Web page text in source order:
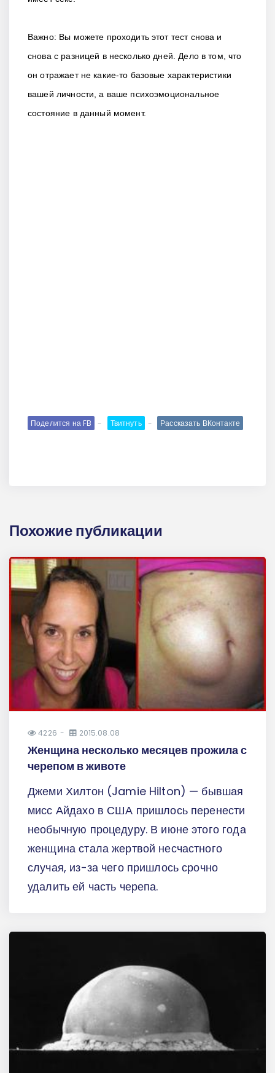
Важно: Вы можете проходить этот тест снова и
снова с разницей в несколько дней. Дело в том, что
он отражает не какие-то базовые характеристики
вашей личности, а ваше психоэмоциональное
состояние в данный момент.
Поделится на FB Твитнуть Рассказать ВКонтакте
Похожие публикации
4226 2015.08.08
Женщина несколько месяцев прожила с
черепом в животе
Джеми Хилтон (Jamie Hilton) — бывшая
мисс Айдахо в США пришлось перенести
необычную процедуру. В июне этого года
женщина стала жертвой несчастного
случая, из-за чего пришлось срочно
удалить ей часть черепа.